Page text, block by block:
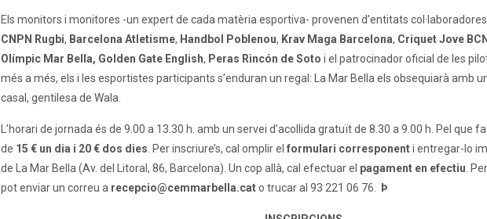
Els monitors i monitores -un expert de cada matèria esportiva- provenen d’entitats col·laboradores
CNPN Rugbi, Barcelona Atletisme, Handbol Poblenou, Krav Maga Barcelona, Criquet Jove BCN
Olímpic Mar Bella, Golden Gate English, Peras Rincón de Soto i el patrocinador oficial de les
més a més, els i les esportistes participants s’enduran un regal: La Mar Bella els obsequiarà amb
casal, gentilesa de Wala.
L’horari de jornada és de 9.00 a 13.30 h. amb un servei d’acollida gratuït de 8.30 a 9.00 h. Pel que
de 15 € un dia i 20 € dos dies . Per inscriure’s, cal omplir el formulari corresponenti entregar-lo
de La Mar Bella (Av. del Litoral, 86, Barcelona). Un cop allà, cal efectuar el pagament en efectiu .
pot enviar un correu a recepcio@cemmarbella.cato trucar al 93 221 06 76. Þ